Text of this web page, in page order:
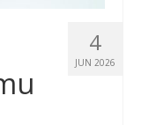
4
JUN 2026